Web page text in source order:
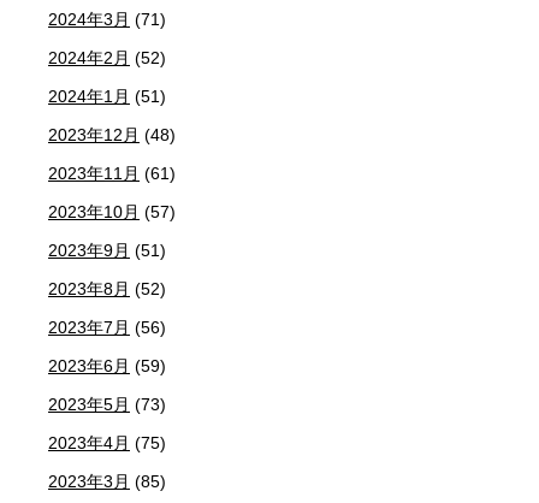
2024年3月 (71)
2024年2月 (52)
2024年1月 (51)
2023年12月 (48)
2023年11月 (61)
2023年10月 (57)
2023年9月 (51)
2023年8月 (52)
2023年7月 (56)
2023年6月 (59)
2023年5月 (73)
2023年4月 (75)
2023年3月 (85)